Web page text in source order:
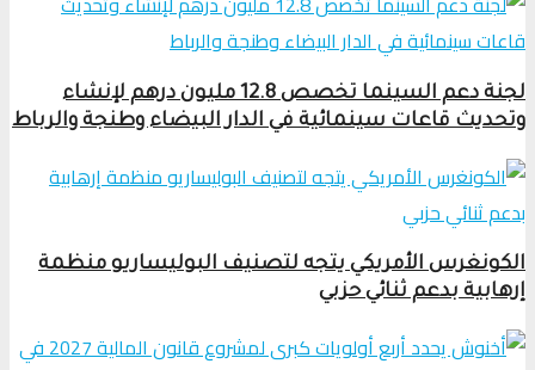
لجنة دعم السينما تخصص 12.8 مليون درهم لإنشاء
وتحديث قاعات سينمائية في الدار البيضاء وطنجة والرباط
الكونغرس الأمريكي يتجه لتصنيف البوليساريو منظمة
إرهابية بدعم ثنائي حزبي